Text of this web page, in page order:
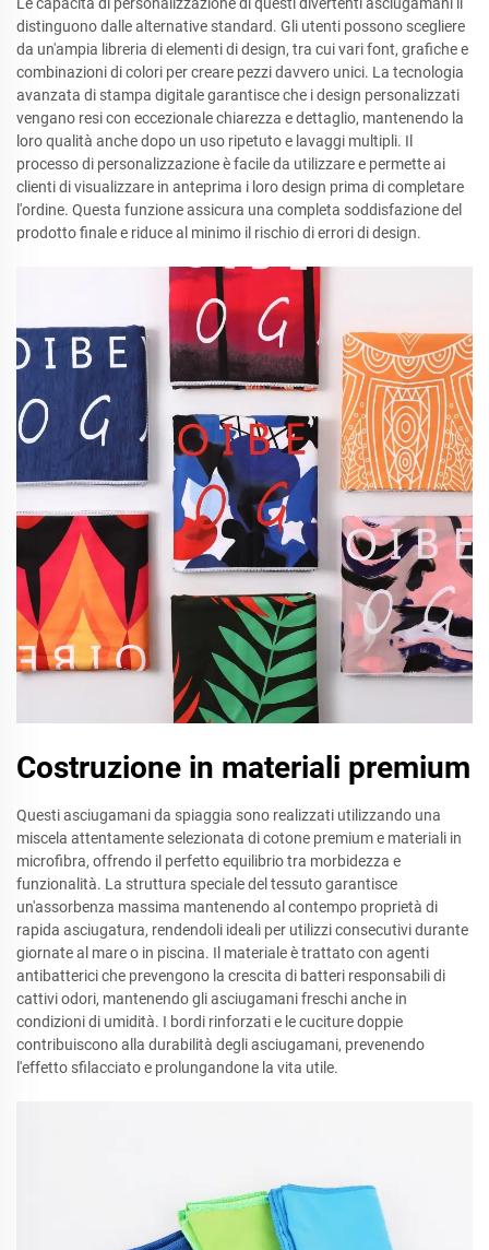
distinguono dalle alternative standard. Gli utenti possono scegliere
da un'ampia libreria di elementi di design, tra cui vari font, grafiche e
combinazioni di colori per creare pezzi davvero unici. La tecnologia
avanzata di stampa digitale garantisce che i design personalizzati
vengano resi con eccezionale chiarezza e dettaglio, mantenendo la
loro qualità anche dopo un uso ripetuto e lavaggi multipli. Il
processo di personalizzazione è facile da utilizzare e permette ai
clienti di visualizzare in anteprima i loro design prima di completare
l'ordine. Questa funzione assicura una completa soddisfazione del
prodotto finale e riduce al minimo il rischio di errori di design.
Costruzione in materiali premium
Questi asciugamani da spiaggia sono realizzati utilizzando una
miscela attentamente selezionata di cotone premium e materiali in
microfibra, offrendo il perfetto equilibrio tra morbidezza e
funzionalità. La struttura speciale del tessuto garantisce
un'assorbenza massima mantenendo al contempo proprietà di
rapida asciugatura, rendendoli ideali per utilizzi consecutivi durante
giornate al mare o in piscina. Il materiale è trattato con agenti
antibatterici che prevengono la crescita di batteri responsabili di
cattivi odori, mantenendo gli asciugamani freschi anche in
condizioni di umidità. I bordi rinforzati e le cuciture doppie
contribuiscono alla durabilità degli asciugamani, prevenendo
l'effetto sfilacciato e prolungandone la vita utile.